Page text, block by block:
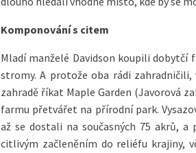
Komponování s citem
Mladí manželé Davidson koupili dobytčí
stromy. A protože oba rádi
zahradě říkat Maple Garden (Javorová
farmu přetvářet na přírodní park.
až se dostali na současných 75 akrů,
citlivým začleněním do reliéfu krajiny,